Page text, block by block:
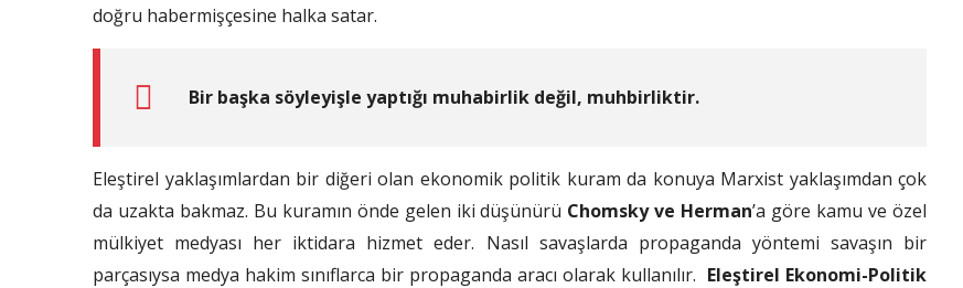
doğru habermişçesine halka satar.
Bir başka söyleyişle yaptığı muhabirlik değil, muhbirliktir.
Eleştirel yaklaşımlardan bir diğeri olan ekonomik politik kuram da konuya Marxist yaklaşımdan çok
da uzakta bakmaz. Bu kuramın önde gelen iki düşünürü Chomsky ve Herman’a göre kamu ve özel
mülkiyet medyası her iktidara hizmet eder. Nasıl savaşlarda propaganda yöntemi savaşın bir
parçasıysa medya hakim sınıflarca bir propaganda aracı olarak kullanılır. Eleştirel Ekonomi-Politik